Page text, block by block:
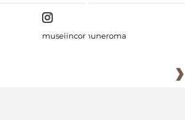
museiincomuneroma